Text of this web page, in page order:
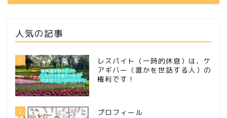
人気の記事
1
レスパイト（一時的休息）は、ケ
アギバー（誰かを世話する人）の
権利です！
2 プロフィール